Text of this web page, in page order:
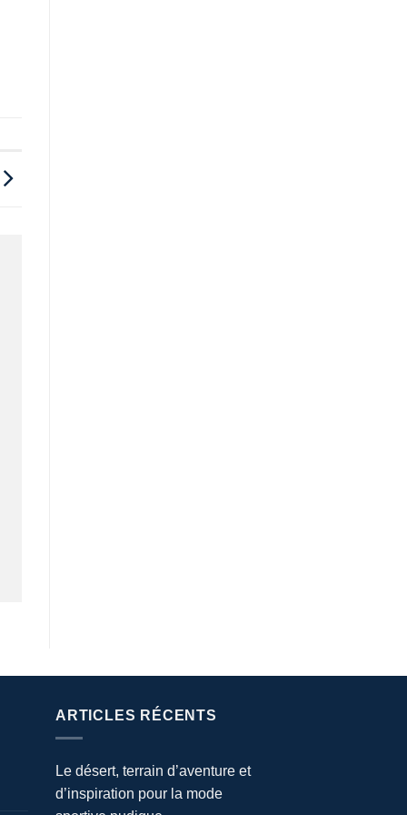
ARTICLES RÉCENTS
Le désert, terrain d’aventure et
d’inspiration pour la mode